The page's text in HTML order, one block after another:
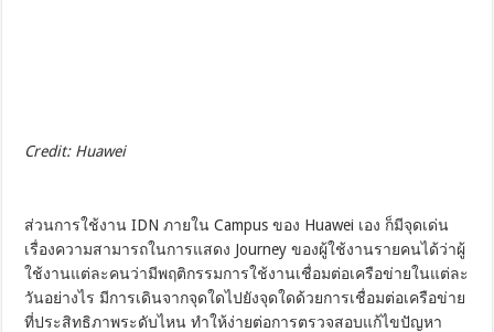
Credit: Huawei
ส่วนการใช้งาน IDN ภายใน Campus ของ Huawei เอง ก็มีจุดเด่น
เรื่องความสามารถในการแสดง Journey ของผู้ใช้งานรายคนได้ว่าผู้
ใช้งานแต่ละคนว่ามีพฤติกรรมการใช้งานเชื่อมต่อเครือข่ายในแต่ละ
วันอย่างไร มีการเดินจากจุดใดไปยังจุดใดด้วยการเชื่อมต่อเครือข่าย
ที่ประสิทธิภาพระดับไหน ทำให้ง่ายต่อการตรวจสอบแก้ไขปัญหา